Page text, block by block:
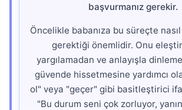
başvurmanız gerekir.
Öncelikle babanıza bu süreçte
gerektiği önemlidir. Onu
yargılamadan ve anlayışla
güvende hissetmesine yardımcı
ol" veya "geçer" gibi basitleştirici
"Bu durum seni çok zorluyor,